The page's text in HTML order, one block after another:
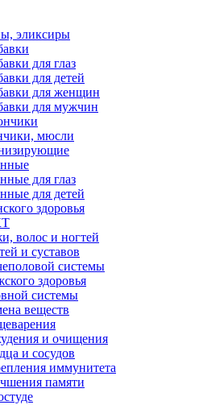
эликсиры
для глаз
для детей
для женщин
для мужчин
мюсли
для глаз
для детей
здоровья
волос и ногтей
и суставов
системы
здоровья
системы
веществ
и очищения
и сосудов
иммунитета
памяти